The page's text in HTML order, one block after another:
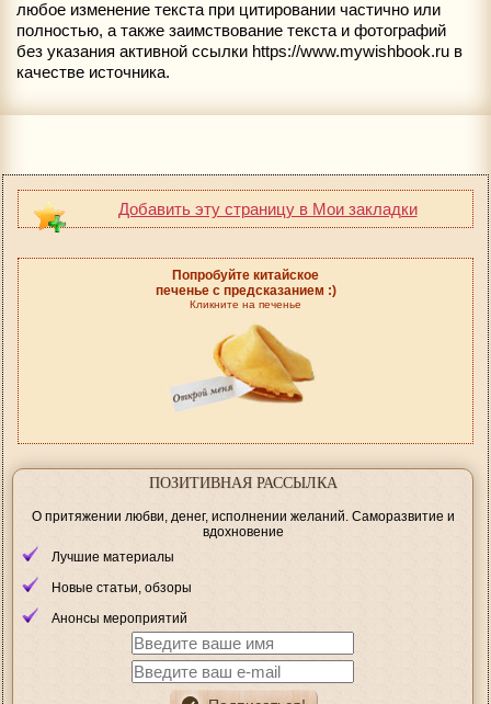
любое изменение текста при цитировании частично или
полностью, а также заимствование текста и фотографий
без указания активной ссылки https://www.mywishbook.ru в
качестве источника.
Добавить эту страницу в Мои закладки
Попробуйте китайское
печенье с предсказанием :)
Кликните на печенье
ПОЗИТИВНАЯ РАССЫЛКА
О притяжении любви, денег, исполнении желаний. Саморазвитие и
вдохновение
Лучшие материалы
Новые статьи, обзоры
Анонсы мероприятий